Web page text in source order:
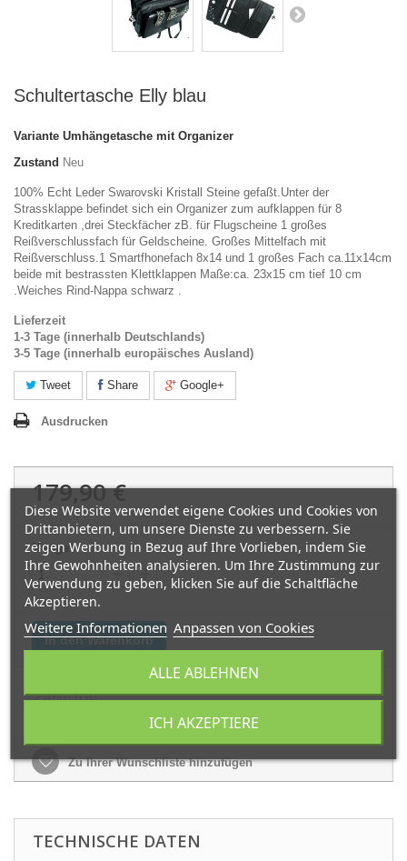
Schultertasche Elly blau
Variante Umhängetasche mit Organizer
Zustand Neu
100% Echt Leder Swarovski Kristall Steine gefaßt.Unter der
Strassklappe befindet sich ein Organizer zum aufklappen für 8
Kreditkarten ,drei Steckfächer zB. für Flugscheine 1 großes
Reißverschlussfach für Geldscheine. Großes Mittelfach mit
Reißverschluss.1 Smartfhonefach 8x14 und 1 großes Fach ca.11x14cm
beide mit bestrassten Klettklappen Maße:ca. 23x15 cm tief 10 cm
.Weiches Rind-Nappa schwarz .
Lieferzeit
1-3 Tage (innerhalb Deutschlands)
3-5 Tage (innerhalb europäisches Ausland)
Tweet Share Google+
Ausdrucken
179,90 €
Menge:
In den Warenkorb
Zahlung
Zu Ihrer Wunschliste hinzufügen
TECHNISCHE DATEN
Diese Website verwendet eigene Cookies und Cookies von
Drittanbietern, um unsere Dienste zu verbessern. Sie
zeigen Werbung in Bezug auf Ihre Vorlieben, indem Sie
Ihre Gewohnheiten analysieren. Um Ihre Zustimmung zur
Verwendung zu geben, klicken Sie auf die Schaltfläche
Akzeptieren.
Weitere Informationen Anpassen von Cookies
ALLE ABLEHNEN
ICH AKZEPTIERE